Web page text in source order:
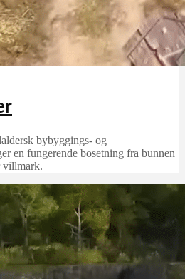
bybyggings- og
en fungerende bosetning fra bunnen
villmark.